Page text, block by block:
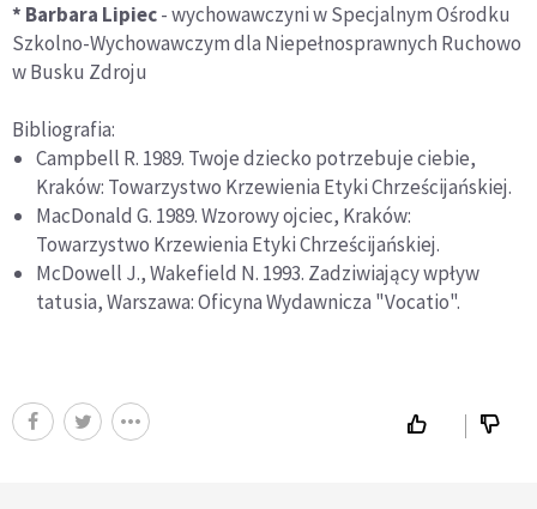
* Barbara Lipiec- wychowawczyni w Specjalnym Ośrodku
Szkolno-Wychowawczym dla Niepełnosprawnych Ruchowo
w Busku Zdroju
Bibliografia:
Campbell R. 1989. Twoje dziecko potrzebuje ciebie,
Kraków: Towarzystwo Krzewienia Etyki Chrześcijańskiej.
MacDonald G. 1989. Wzorowy ojciec, Kraków:
Towarzystwo Krzewienia Etyki Chrześcijańskiej.
McDowell J., Wakefield N. 1993. Zadziwiający wpływ
tatusia, Warszawa: Oficyna Wydawnicza "Vocatio".